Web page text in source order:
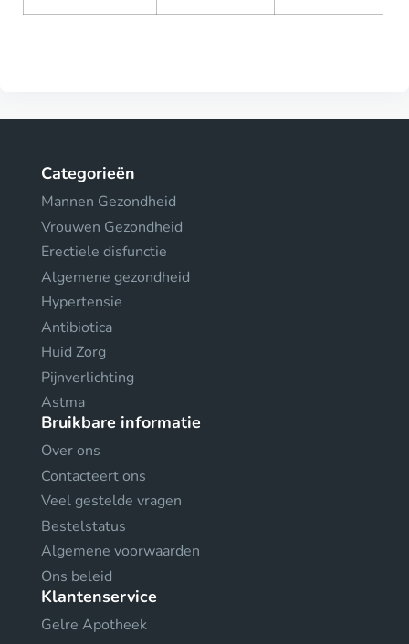
Categorieën
Mannen Gezondheid
Vrouwen Gezondheid
Erectiele disfunctie
Algemene gezondheid
Hypertensie
Antibiotica
Huid Zorg
Pijnverlichting
Astma
Bruikbare informatie
Over ons
Contacteert ons
Veel gestelde vragen
Bestelstatus
Algemene voorwaarden
Ons beleid
Klantenservice
Gelre Apotheek